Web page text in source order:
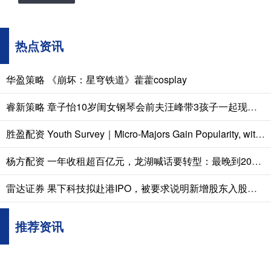
热点资讯
华盈策略 《崩坏：星穹铁道》藿藿cosplay
睿新策略 章子怡10岁闺女钢琴会前夫汪峰带3孩子一起现身引发全网热议
胜盈配资 Youth Survey｜Micro-Majors Gain Popularity, with Students Seeking Further Improvements
杨方配资 一年收租超百亿元，龙湖喊话要转型：最晚到2028年，主营收入不再是地产开发
雷达证券 果下科技拟赴港IPO，被要求说明新增股东入股价格合理性
推荐资讯